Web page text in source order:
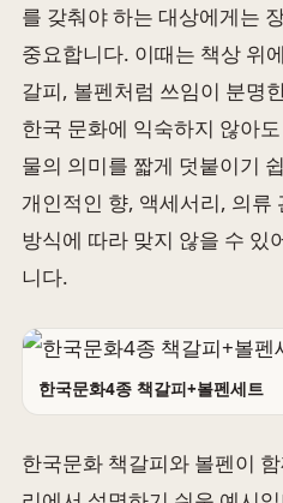
를 갖춰야 하는 대상에게는
중요합니다. 이때는 책상 위
갈피, 볼펜처럼 쓰임이 분명
한국 문화에 익숙하지 않아
물의 의미를 짧게 덧붙이기
개인적인 향, 액세서리, 의류
방식에 따라 맞지 않을 수 있
니다.
한국문화4종 책갈피+볼펜세트
한국문화 책갈피와 볼펜이